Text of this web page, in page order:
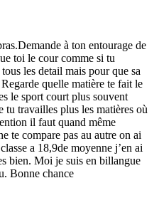
à ton entourage de
toi le cour comme si tu
les detail mais pour que sa
quelle matière te fait le
le sport court plus souvent
tu travailles plus les matières où
il faut quand même
te compare pas au autre on ai
a 18,9de moyenne j’en ai
bien. Moi je suis en billangue
Bonne chance